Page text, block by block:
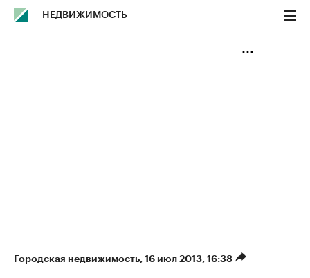
НЕДВИЖИМОСТЬ
Городская недвижимость⁠, 16 июл 2013, 16:38